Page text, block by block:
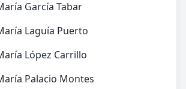
García Tabar
Laguía Puerto
López Carrillo
Palacio Montes